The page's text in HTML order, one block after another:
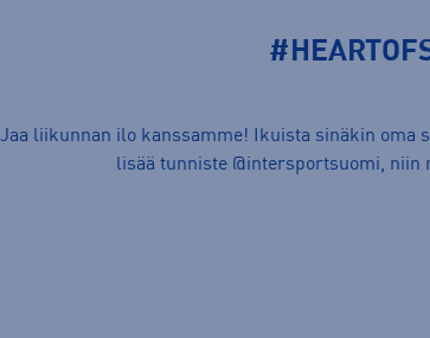
Jaa liikunnan ilo kanssamme! Ikuista sinäkin oma
lisää tunniste @intersportsuomi, niin